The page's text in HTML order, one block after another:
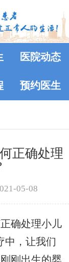
医院动态
预约医生
正确处理
05-08
确处理小儿
中，让我们
刚出生的婴